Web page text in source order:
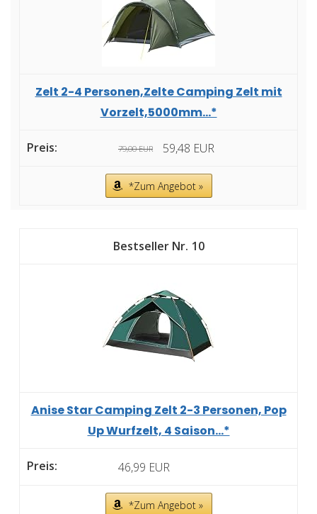
Zelt 2-4 Personen,Zelte Camping Zelt mit
Vorzelt,5000mm...*
79,00 EUR 59,48 EUR
*Zum Angebot »
10
Anise Star Camping Zelt 2-3 Personen, Pop
Up Wurfzelt, 4 Saison...*
46,99 EUR
*Zum Angebot »